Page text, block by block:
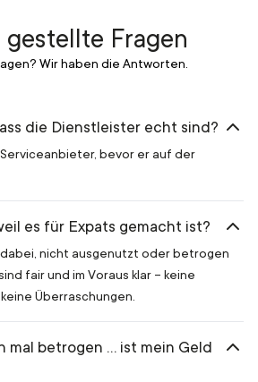
gestellte Fragen
Wir haben die Antworten.
die Dienstleister echt sind?
bevor er auf der
es für Expats gemacht ist?
dabei, nicht ausgenutzt oder betrogen
fair und im Voraus klar – keine
Überraschungen.
mal betrogen … ist mein Geld